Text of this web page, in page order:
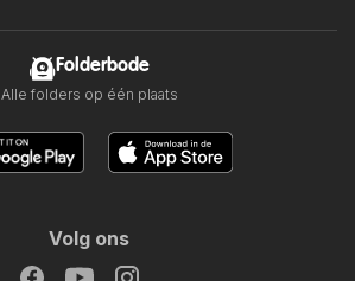
Folderbode
Alle folders op één plaats
Volg ons